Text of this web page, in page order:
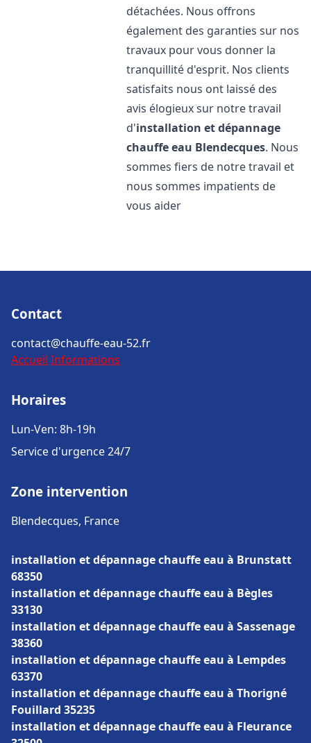
détachées. Nous offrons
également des garanties sur nos
travaux pour vous donner la
tranquillité d'esprit. Nos clients
satisfaits nous ont laissé des
avis élogieux sur notre travail
d'installation et dépannage
chauffe eau Blendecques. Nous
sommes fiers de notre travail et
nous sommes impatients de
vous aider
Contact
contact@chauffe-eau-52.fr
Accueil Informations
Horaires
Lun-Ven: 8h-19h
Service d'urgence 24/7
Zone intervention
Blendecques, France
installation et dépannage chauffe eau à Brunstatt
68350
installation et dépannage chauffe eau à Bègles
33130
installation et dépannage chauffe eau à Sassenage
38360
installation et dépannage chauffe eau à Lempdes
63370
installation et dépannage chauffe eau à Thorigné
Fouillard 35235
installation et dépannage chauffe eau à Fleurance